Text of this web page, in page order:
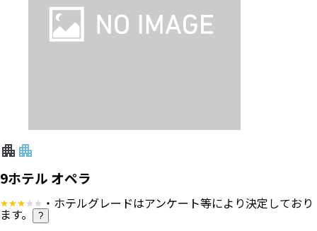
9ホテル オペラ
・ホテルグレードはアンケート等により決定しており
ます。 ?